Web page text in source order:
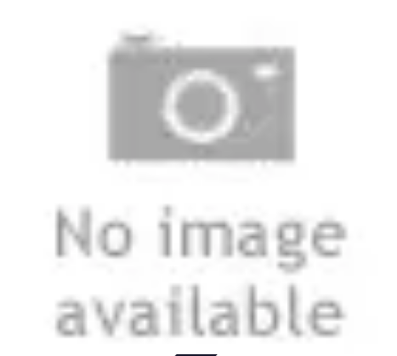
Inspiration de VoyageVilles à découvrir
Voyages et DécouvertesDécouverte des villes